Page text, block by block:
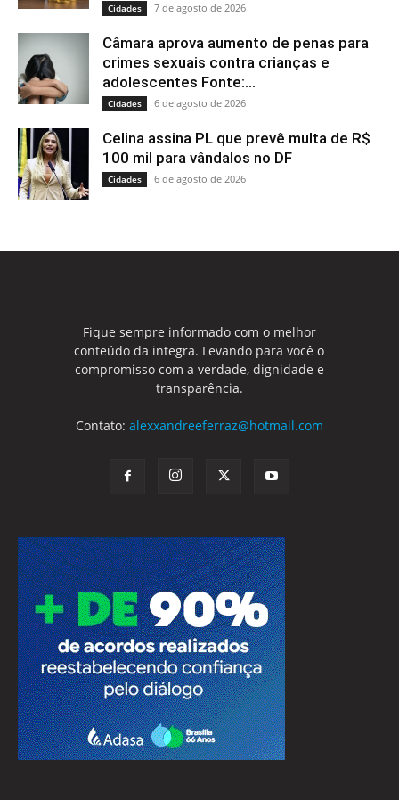
Cidades 7 de agosto de 2026
Câmara aprova aumento de penas para
crimes sexuais contra crianças e
adolescentes Fonte:...
Cidades 6 de agosto de 2026
Celina assina PL que prevê multa de R$
100 mil para vândalos no DF
Cidades 6 de agosto de 2026
Fique sempre informado com o melhor
conteúdo da integra. Levando para você o
compromisso com a verdade, dignidade e
transparência.
Contato: alexxandreeferraz@hotmail.com